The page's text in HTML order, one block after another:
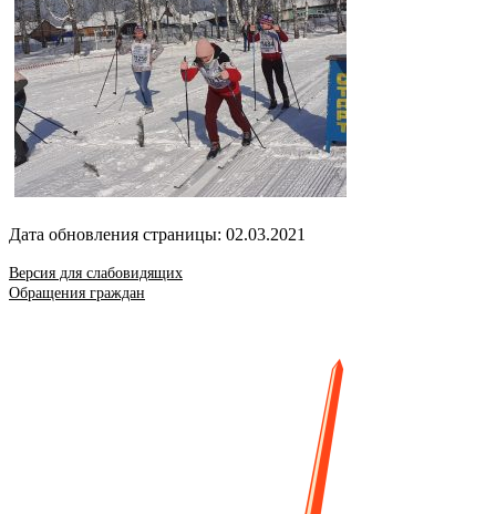
Дата обновления страницы: 02.03.2021
Версия для слабовидящих
Обращения граждан